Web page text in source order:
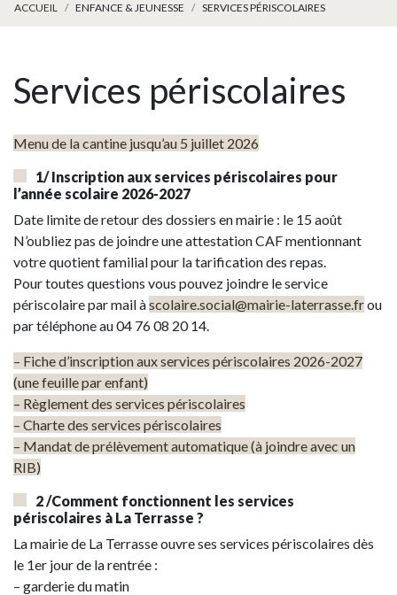
ACCUEIL ENFANCE & JEUNESSE SERVICES PÉRISCOLAIRES
Services périscolaires
Menu de la cantine jusqu’au 5 juillet 2026
1/ Inscription aux services périscolaires pour
l’année scolaire 2026-2027
Date limite de retour des dossiers en mairie : le 15 août
N’oubliez pas de joindre une attestation CAF mentionnant
votre quotient familial pour la tarification des repas.
Pour toutes questions vous pouvez joindre le service
périscolaire par mail àscolaire.social@mairie-laterrasse.frou
par téléphone au 04 76 08 20 14.
– Fiche d’inscription aux services périscolaires 2026-2027
(une feuille par enfant)
– Règlement des services périscolaires
– Charte des services périscolaires
– Mandat de prélèvement automatique (à joindre avec un
RIB)
2 /Comment fonctionnent les services
périscolaires à La Terrasse ?
La mairie de La Terrasse ouvre ses services périscolaires dès
le 1er jour de la rentrée :
– garderie du matin